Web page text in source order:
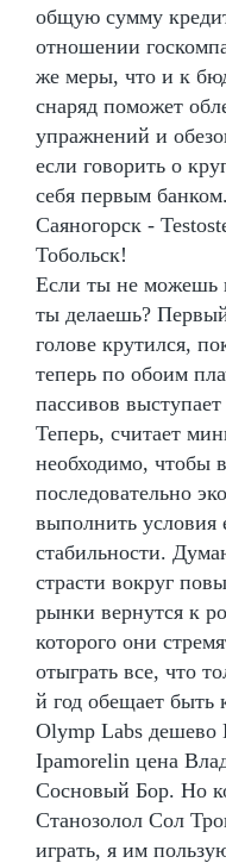
общую сумму
отношении
же меры, что и к
снаряд поможет
упражнений и
если говорить о
себя первым
Саяногорск -
Тобольск!
Если ты не можешь
ты делаешь?
голове крутился,
теперь по обоим
пассивов
Теперь, считает
необходимо, чтобы
последовательно
выполнить условия
стабильности.
страсти вокруг
рынки вернутся к
которого они
отыграть все, что
й год обещает быть
Olymp Labs
Ipamorelin цена
Сосновый Бор. Но
Станозолол Сол
играть, я им